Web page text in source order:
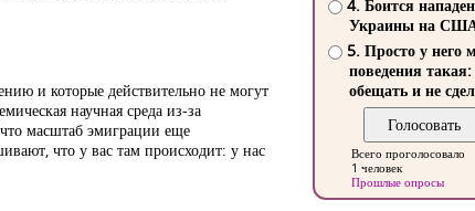
и которые действительно не могут
научная среда из-за
масштаб эмиграции еще
что у вас там происходит: у нас
4. Боится
Украины на
5. Просто у него
поведения такая:
обещать и не
Всего проголосовало
1 человек
Прошлые опросы